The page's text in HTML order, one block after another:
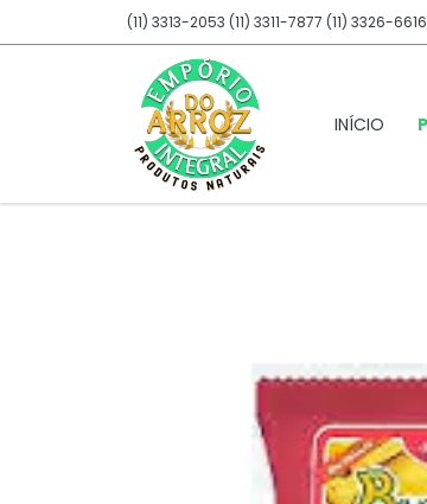
(11) 3313-2053 (11) 3311-7877 (11) 3326-6616
INÍCIO